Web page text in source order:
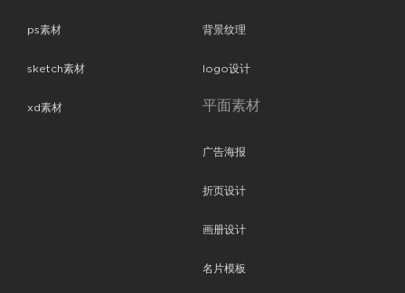
ps素材
sketch素材
xd素材
背景纹理
logo设计
平面素材
广告海报
折页设计
画册设计
名片模板